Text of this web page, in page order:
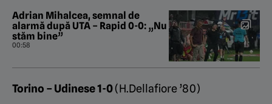
Adrian Mihalcea, semnal de
alarmă după UTA – Rapid 0-0: „Nu
stăm bine”
00:58
Torino – Udinese 1-0(H.Dellafiore ’80)